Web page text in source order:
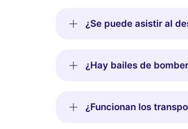
¿Se puede asistir al
¿Hay bailes de
¿Funcionan los